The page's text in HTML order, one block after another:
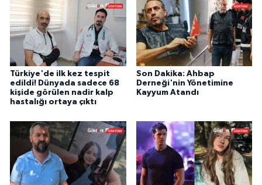
Türkiye'de ilk kez tespit
edildi! Dünyada sadece 68
kişide görülen nadir kalp
hastalığı ortaya çıktı
Son Dakika: Ahbap
Derneği'nin Yönetimine
Kayyum Atandı